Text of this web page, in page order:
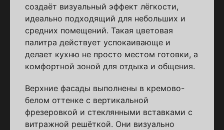
создаёт визуальный эффект лёгкости,
идеально подходящий для небольших и
средних помещений. Такая цветовая
палитра действует успокаивающе и
делает кухню не просто местом готовки, а
комфортной зоной для отдыха и общения.
Верхние фасады выполнены в кремово-
белом оттенке с вертикальной
фрезеровкой и стеклянными вставками с
витражной решёткой. Они визуально